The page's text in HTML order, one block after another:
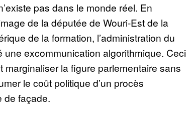
pas dans le monde réel. En
de la députée de Wouri-Est de la
de la formation, l’administration du
une excommunication algorithmique. Ceci
marginaliser la figure parlementaire sans
le coût politique d’un procès
de façade.